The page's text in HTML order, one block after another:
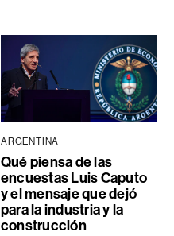
ARGENTINA
Qué piensa de las
encuestas Luis Caputo
y el mensaje que dejó
para la industria y la
construcción